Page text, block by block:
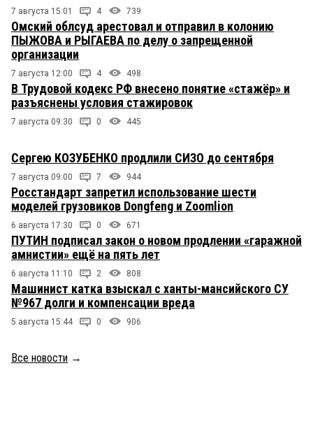
7 августа 15:01 4 739
Омский облсуд арестовал и отправил в колонию
ПЫЖОВА и РЫГАЕВА по делу о запрещенной
организации
7 августа 12:00 4 498
В Трудовой кодекс РФ внесено понятие «стажёр» и
разъяснены условия стажировок
7 августа 09:30 0 445
Сергею КОЗУБЕНКО продлили СИЗО до сентября
7 августа 09:00 7 944
Росстандарт запретил использование шести
моделей грузовиков Dongfeng и Zoomlion
6 августа 17:30 0 671
ПУТИН подписал закон о новом продлении «гаражной
амнистии» ещё на пять лет
6 августа 11:10 2 808
Машинист катка взыскал с ханты-мансийского СУ
№967 долги и компенсации вреда
5 августа 15:44 0 906
Все новости →